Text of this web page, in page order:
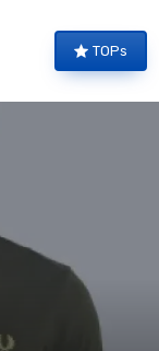
TOPs